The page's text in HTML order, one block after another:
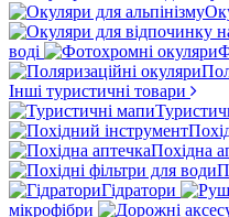
воді
Інші туристичні товари
Похідна
Гідратори
мікрофібри